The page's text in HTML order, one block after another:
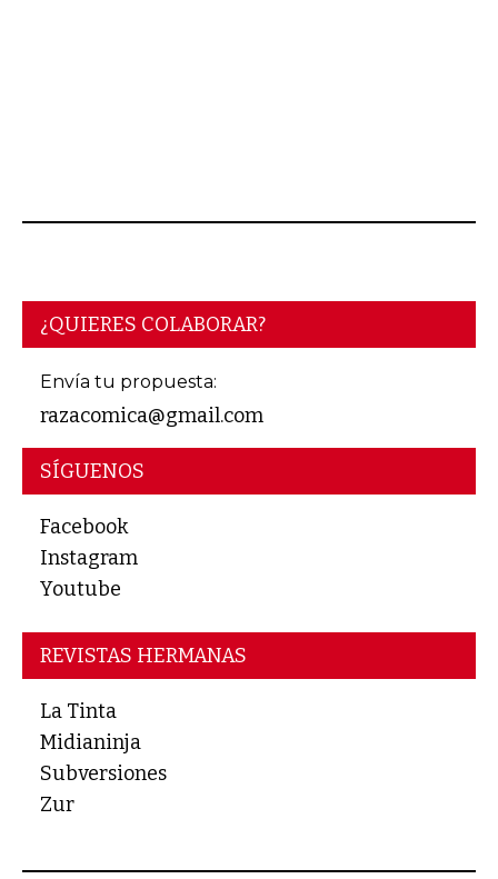
¿QUIERES COLABORAR?
Envía tu propuesta:
razacomica@gmail.com
SÍGUENOS
Facebook
Instagram
Youtube
REVISTAS HERMANAS
La Tinta
Midianinja
Subversiones
Zur